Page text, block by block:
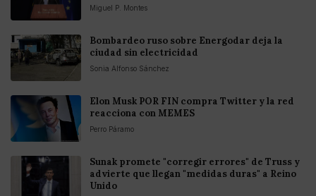
Miguel P. Montes
Bombardeo ruso sobre Energodar deja la
ciudad sin electricidad
Sonia Alfonso Sánchez
Elon Musk POR FIN compra Twitter y la red
reacciona con MEMES
Perro Páramo
Sunak promete "corregir errores" de Truss y
advierte que llegan "medidas duras" a Reino
Unido